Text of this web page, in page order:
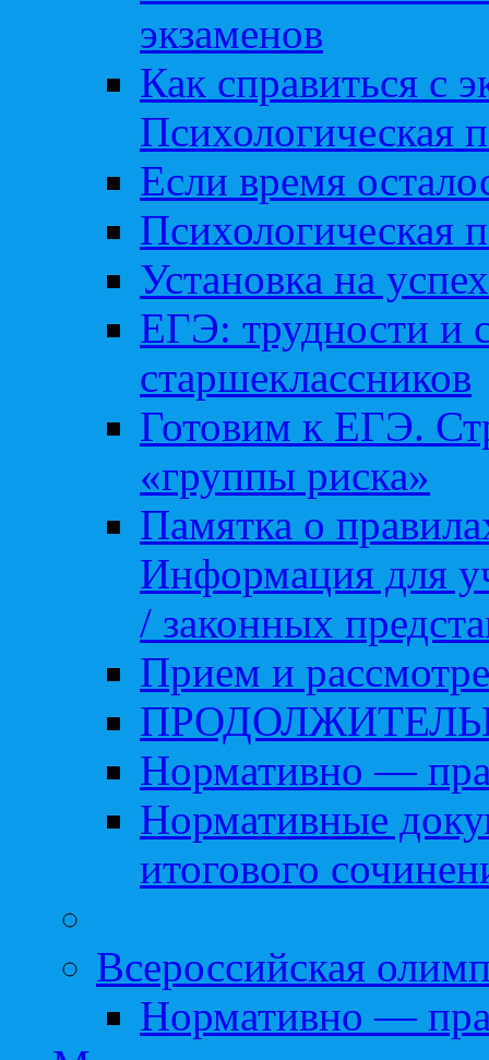
экзаменов
Как справиться с
Психологическая
Если время
Психологическая
Установка на успех
ЕГЭ: трудности и
старшеклассников
Готовим к ЕГЭ.
«группы риска»
Памятка о
Информация для
/ законных
Прием и
Нормативно —
Нормативные
итогового
Всероссийская
Нормативно —